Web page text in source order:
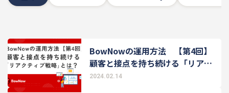
BowNowの運用方法 【第4回】
顧客と接点を持ち続ける「リアク
ティブ戦略」とは？
2024.02.14